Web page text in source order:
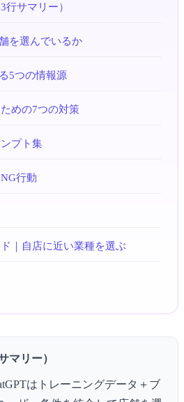
行サマリー）
を選んでいるか
5つの情報源
めの7つの対策
プト集
行動
｜自店に近い業種を選ぶ
マリー）
はトレーニングデータ＋ブ